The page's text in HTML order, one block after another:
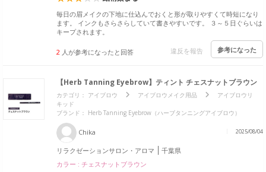
毎日の眉メイクの下地に仕込んでおくと形が取りやすくて時短になり
ます。 インクもさらさらしていて書きやすいです。 ３～５日ぐらいは
キープされます。
2 人が参考になったと回答 違反を報告 参考になった
【Herb Tanning Eyebrow】ティント チェスナットブラウン
カテゴリ： アイブロウ アイブロウメイク用品
アイブロウリ
キッド
ブランド： Herb Tanning Eyebrow（ハーブタンニングアイブロウ）
Chika 2025/08/04
リラクゼーションサロン・アロマ
千葉県
カラー : チェスナットブラウン